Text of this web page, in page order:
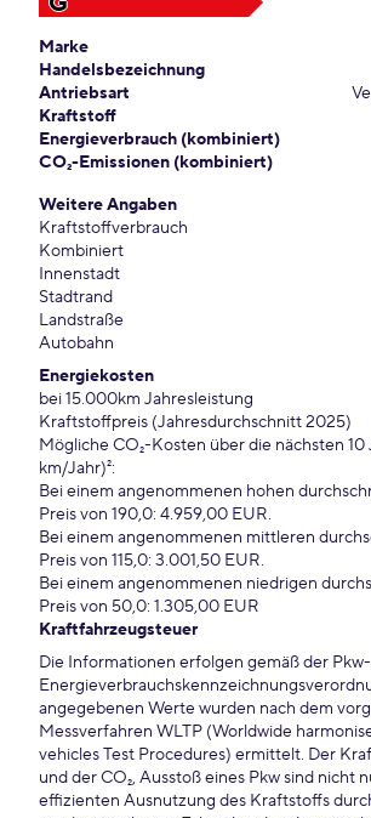
Marke
Handelsbezeichnung
Antriebsart
Kraftstoff
Energieverbrauch (kombiniert)
CO₂-Emissionen (kombiniert)
Weitere Angaben
Kraftstoffverbrauch
Kombiniert
Innenstadt
Stadtrand
Landstraße
Autobahn
Energiekosten
bei 15.000km Jahresleistung
Kraftstoffpreis (Jahresdurchschnitt 2025)
Mögliche CO₂-Kosten über die nächsten 10
km/Jahr)²:
Bei einem angenommenen hohen
Preis von 190,0: 4.959,00 EUR.
Bei einem angenommenen mittleren
Preis von 115,0: 3.001,50 EUR.
Bei einem angenommenen niedrigen
Preis von 50,0: 1.305,00 EUR
Kraftfahrzeugsteuer
Die Informationen erfolgen gemäß der Pkw-
angegebenen Werte wurden nach dem
Messverfahren WLTP (Worldwide
vehicles Test Procedures) ermittelt. Der
und der CO₂, Ausstoß eines Pkw sind nicht
effizienten Ausnutzung des Kraftstoffs